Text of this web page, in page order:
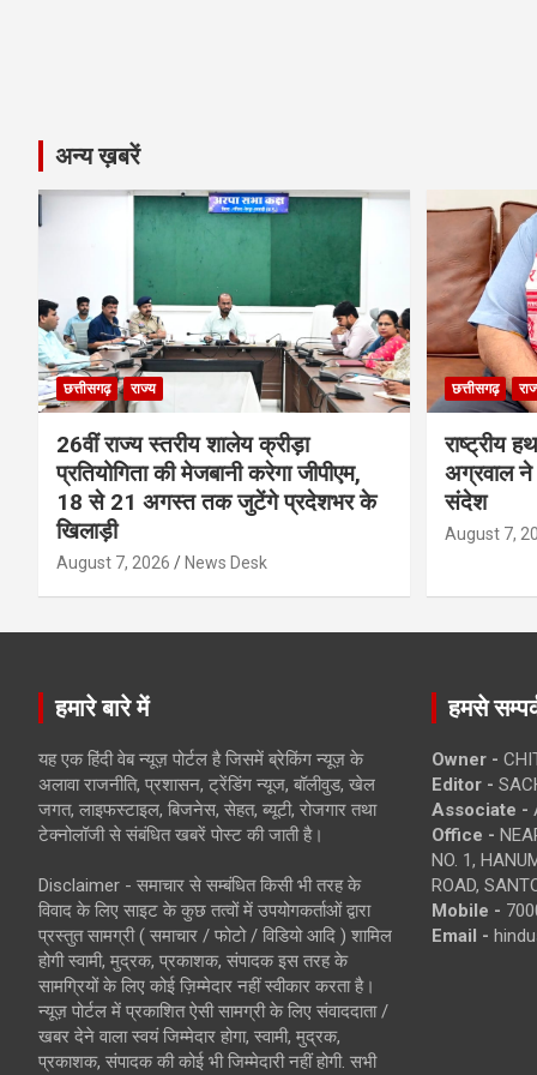
अन्य ख़बरें
छत्तीसगढ़ राज्य
26वीं राज्य स्तरीय शालेय क्रीड़ा
प्रतियोगिता की मेजबानी करेगा जीपीएम,
18 से 21 अगस्त तक जुटेंगे प्रदेशभर के
खिलाड़ी
August 7, 2026 News Desk
छत्तीसगढ़
राष्ट्रीय
अग्रवाल ने
संदेश
August 7,
हमारे बारे में
यह एक हिंदी वेब न्यूज़ पोर्टल है जिसमें ब्रेकिंग न्यूज़ के
अलावा राजनीति, प्रशासन, ट्रेंडिंग न्यूज, बॉलीवुड, खेल
जगत, लाइफस्टाइल, बिजनेस, सेहत, ब्यूटी, रोजगार तथा
टेक्नोलॉजी से संबंधित खबरें पोस्ट की जाती है।
Disclaimer - समाचार से सम्बंधित किसी भी तरह के
विवाद के लिए साइट के कुछ तत्वों में उपयोगकर्ताओं द्वारा
प्रस्तुत सामग्री ( समाचार / फोटो / विडियो आदि ) शामिल
होगी स्वामी, मुद्रक, प्रकाशक, संपादक इस तरह के
सामग्रियों के लिए कोई ज़िम्मेदार नहीं स्वीकार करता है।
न्यूज़ पोर्टल में प्रकाशित ऐसी सामग्री के लिए संवाददाता /
खबर देने वाला स्वयं जिम्मेदार होगा, स्वामी, मुद्रक,
प्रकाशक, संपादक की कोई भी जिम्मेदारी नहीं होगी. सभी
हमसे
Owner -
Editor -
Associate -
Office -
NO. 1,
ROAD,
Mobile -
Email -